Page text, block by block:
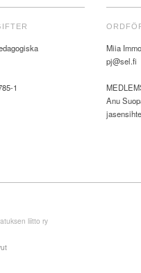
1
Miia
pj@sel.fi
Anu
liitto ry